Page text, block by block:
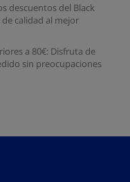
descuentos del Black
calidad al mejor
a 80€: Disfruta de
sin preocupaciones